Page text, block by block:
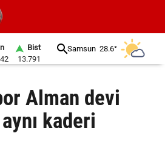
Bist
13.791
Samsun 28.6°
Alman devi
kaderi